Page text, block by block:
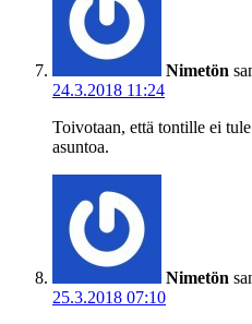
Nimetön
24.3.2018 11:24
Toivotaan, että tontille ei
asuntoa.
Nimetön
25.3.2018 07:10